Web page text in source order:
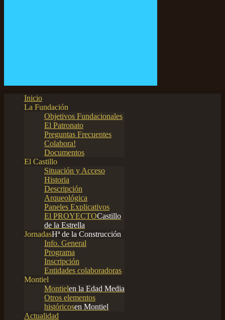
Inicio
La Fundación
Objetivos Fundacionales
El Patronato
Preguntas Frecuentes
Colabora!
Documentos
El Castillo
Situación y Acceso
Historia
Descripción
Arqueológica
Paneles Explicativos
El PROYECTOCastillo
de la Estrella
JornadasHª de la Construcción
Info. General
Programa
Inscripción
Entidades colaboradoras
Montiel
Montielen la Edad Media
Otros elementos
históricosen Montiel
Actualidad